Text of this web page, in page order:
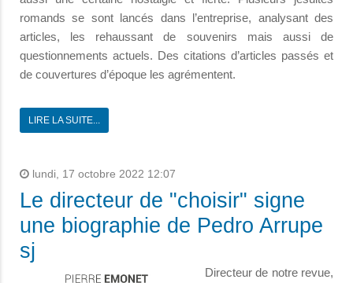
romands se sont lancés dans l’entreprise, analysant des
articles, les rehaussant de souvenirs mais aussi de
questionnements actuels. Des citations d’articles passés et
de couvertures d’époque les agrémentent.
LIRE LA SUITE...
lundi, 17 octobre 2022 12:07
Le directeur de "choisir" signe
une biographie de Pedro Arrupe
sj
Directeur de notre revue,